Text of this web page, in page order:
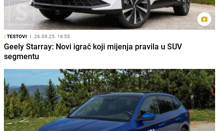
/TESTOVI I 26.09.25. 16:55
Geely Starray: Novi igrač koji mijenja pravila u SUV
segmentu